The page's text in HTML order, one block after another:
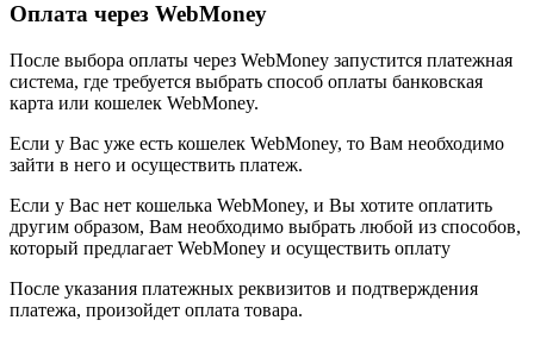
Оплата через WebMoney
После выбора оплаты через WebMoney запустится платежная
система, где требуется выбрать способ оплаты банковская
карта или кошелек WebMoney.
Если у Вас уже есть кошелек WebMoney, то Вам необходимо
зайти в него и осуществить платеж.
Если у Вас нет кошелька WebMoney, и Вы хотите оплатить
другим образом, Вам необходимо выбрать любой из способов,
который предлагает WebMoney и осуществить оплату
После указания платежных реквизитов и подтверждения
платежа, произойдет оплата товара.